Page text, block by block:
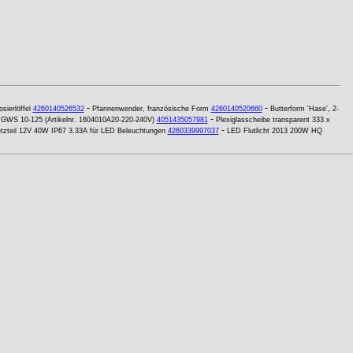
4260140526532- Pfannenwender, französische Form 4260140520660- Butterform 'Hase', 2-
10-125 (Artikelnr. 1604010A20-220-240V) 4051435057981- Plexiglasscheibe transparent 333 x
12V 40W IP67 3.33A für LED Beleuchtungen 4260339997037- LED Flutlicht 2013 200W HQ